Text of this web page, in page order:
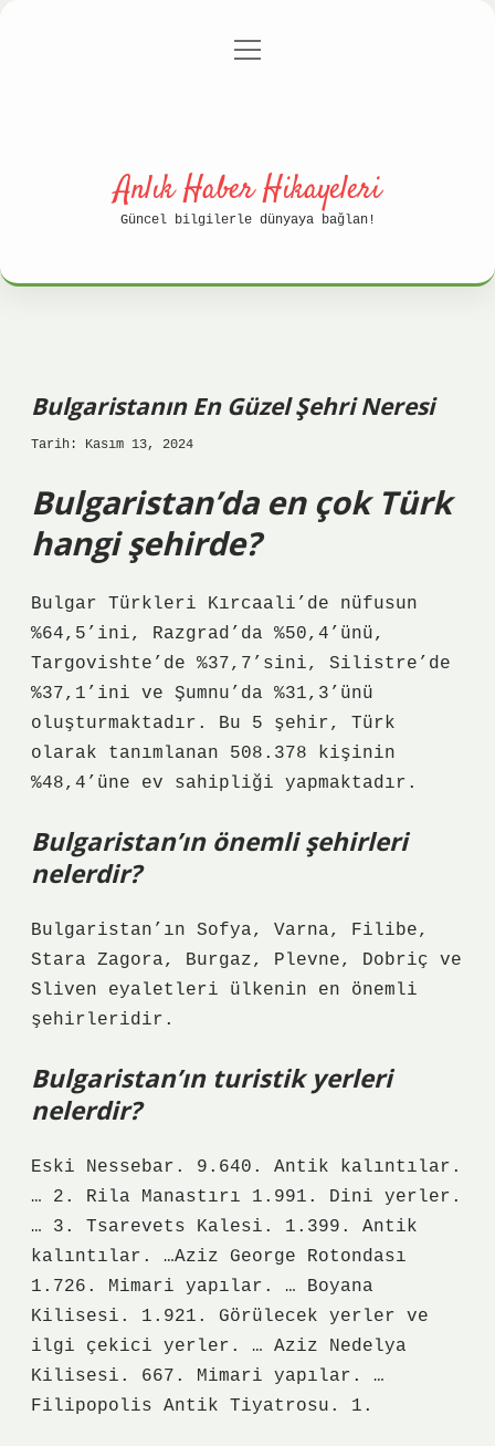
Gizlilik Politikası
menüyü
Anlık Haber Hikayeleri
Güncel bilgilerle dünyaya bağlan!
Bulgaristanın En Güzel Şehri Neresi
Tarih: Kasım 13, 2024
Bulgaristan’da en çok Türk
hangi şehirde?
Bulgar Türkleri Kırcaali’de nüfusun
%64,5’ini, Razgrad’da %50,4’ünü,
Targovishte’de %37,7’sini, Silistre’de
%37,1’ini ve Şumnu’da %31,3’ünü
oluşturmaktadır. Bu 5 şehir, Türk
olarak tanımlanan 508.378 kişinin
%48,4’üne ev sahipliği yapmaktadır.
Bulgaristan’ın önemli şehirleri
nelerdir?
Bulgaristan’ın Sofya, Varna, Filibe,
Stara Zagora, Burgaz, Plevne, Dobriç ve
Sliven eyaletleri ülkenin en önemli
şehirleridir.
Bulgaristan’ın turistik yerleri
nelerdir?
Eski Nessebar. 9.640. Antik kalıntılar.
… 2. Rila Manastırı 1.991. Dini yerler.
… 3. Tsarevets Kalesi. 1.399. Antik
kalıntılar. …Aziz George Rotondası
1.726. Mimari yapılar. … Boyana
Kilisesi. 1.921. Görülecek yerler ve
ilgi çekici yerler. … Aziz Nedelya
Kilisesi. 667. Mimari yapılar. …
Filipopolis Antik Tiyatrosu. 1.